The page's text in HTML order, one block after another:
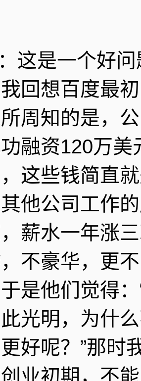
这是一个好
回想百度最
周知的是，
融资120万
这些钱简直
他公司工作
薪水一年涨
不豪华，更
是他们觉得
光明，为什
好呢？”那时
业初期，不